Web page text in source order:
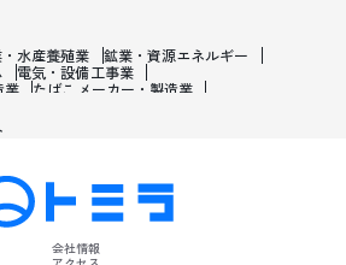
水産養殖業
鉱業・資源エネルギー
電気・設備工事業
業
たばこメーカー・製造業
ー・製造業
業
ー・製造業
カー・製造業
化粧品メーカー・製造業
シャンプー・リンスメーカー・製造業
メーカー・製造業
剃り用化粧品メーカー・製造業
メーカー・製造業
会社情報